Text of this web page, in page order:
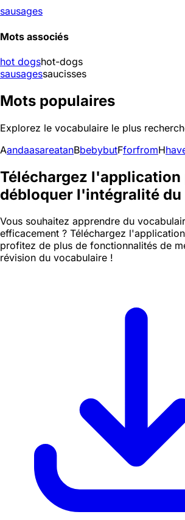
sausages
Mots associés
hot dogshot-dogs
sausagessaucisses
Mots populaires
Explorez le vocabulaire le plus
AandaasareatanBbebybutFforfromH
Téléchargez l'application
débloquer l'intégralité du
Vous souhaitez apprendre du
efficacement ? Téléchargez
profitez de plus de fonctionnalités de
révision du vocabulaire !